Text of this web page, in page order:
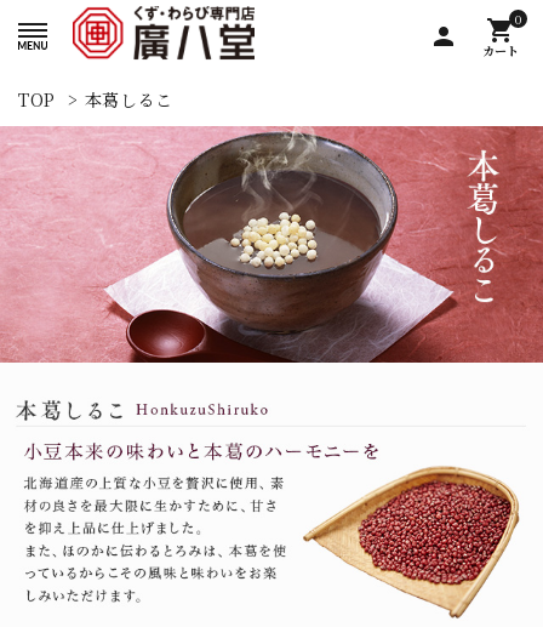
person
0
shopping_cart
カート
TOP > 本葛しるこ